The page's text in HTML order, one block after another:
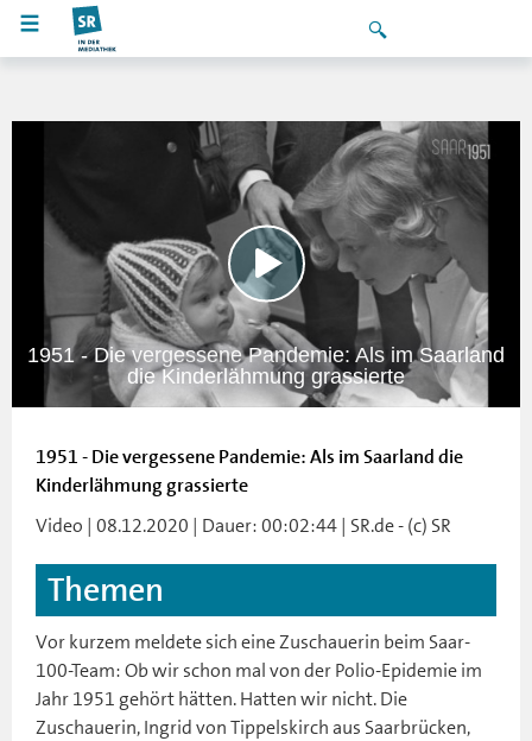
1951 - Die vergessene Pandemie: Als im Saarland
die Kinderlähmung grassierte
1951 - Die vergessene Pandemie: Als im Saarland die
Kinderlähmung grassierte
Video | 08.12.2020 | Dauer: 00:02:44 | SR.de - (c) SR
Themen
Vor kurzem meldete sich eine Zuschauerin beim Saar-
100-Team: Ob wir schon mal von der Polio-Epidemie im
Jahr 1951 gehört hätten. Hatten wir nicht. Die
Zuschauerin, Ingrid von Tippelskirch aus Saarbrücken,